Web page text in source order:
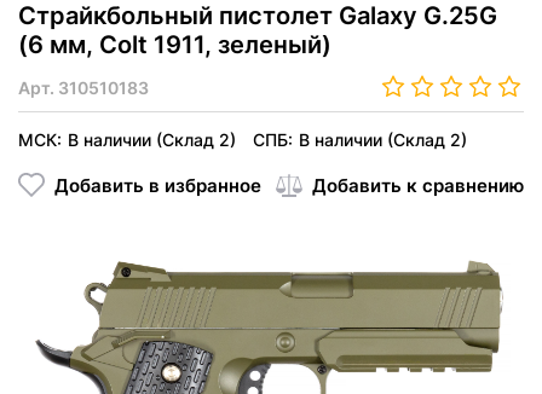
Страйкбольный пистолет Galaxy G.25G
(6 мм, Colt 1911, зеленый)
Арт. 310510183
МСК: В наличии (Склад 2) СПБ: В наличии (Склад 2)
Добавить в избранное Добавить к сравнению